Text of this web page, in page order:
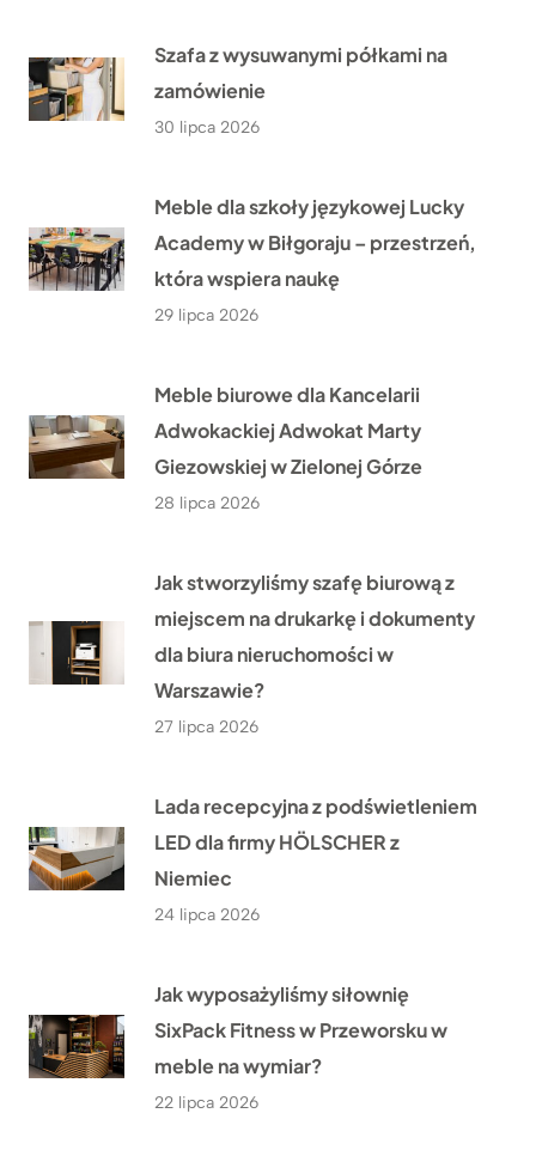
Szafa z wysuwanymi półkami na
zamówienie
30 lipca 2026
Meble dla szkoły językowej Lucky
Academy w Biłgoraju – przestrzeń,
która wspiera naukę
29 lipca 2026
Meble biurowe dla Kancelarii
Adwokackiej Adwokat Marty
Giezowskiej w Zielonej Górze
28 lipca 2026
Jak stworzyliśmy szafę biurową z
miejscem na drukarkę i dokumenty
dla biura nieruchomości w
Warszawie?
27 lipca 2026
Lada recepcyjna z podświetleniem
LED dla firmy HÖLSCHER z
Niemiec
24 lipca 2026
Jak wyposażyliśmy siłownię
SixPack Fitness w Przeworsku w
meble na wymiar?
22 lipca 2026